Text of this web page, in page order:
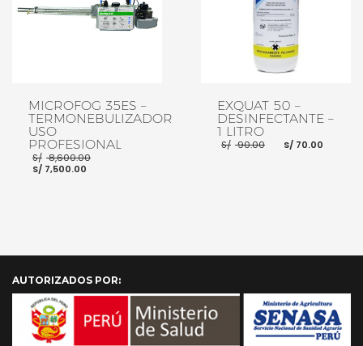
MICROFOG 35ES –
TERMONEBULIZADOR
USO
PROFESIONAL
S/ 8,600.00
S/ 7,500.00
EXQUAT 50 –
DESINFECTANTE –
1 LITRO
S/ 90.00 El
precio
S/70.00
AUTORIZADOS POR: